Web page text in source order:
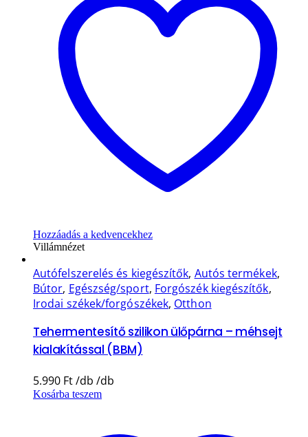
Hozzáadás a kedvencekhez
Villámnézet
Autófelszerelés és kiegészítők, Autós termékek,
Bútor, Egészség/sport, Forgószék kiegészítők,
Irodai székek/forgószékek, Otthon
Tehermentesítő szilikon ülőpárna – méhsejt
kialakítással (BBM)
5.990 Ft
Kosárba teszem